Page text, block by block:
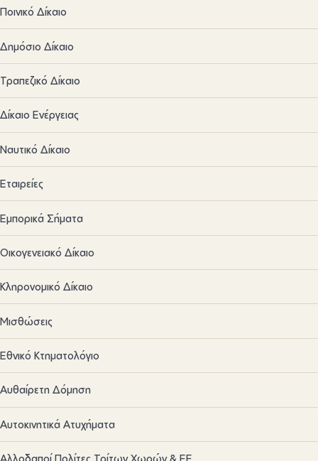
Ποινικό Δίκαιο
Δημόσιο Δίκαιο
Τραπεζικό Δίκαιο
Δίκαιο Ενέργειας
Ναυτικό Δίκαιο
Εταιρείες
Εμπορικά Σήματα
Οικογενειακό Δίκαιο
Κληρονομικό Δίκαιο
Μισθώσεις
Εθνικό Κτηματολόγιο
Αυθαίρετη Δόμηση
Αυτοκινητικά Ατυχήματα
Αλλοδαποί Πολίτες Τρίτων Χωρών & ΕΕ